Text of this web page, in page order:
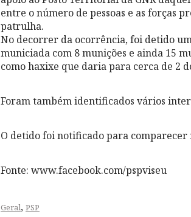
entre o número de pessoas e as forças
patrulha.
No decorrer da ocorrência, foi detido
municiada com 8 munições e ainda 15
como haxixe que daria para cerca de 2
Foram também identificados vários
O detido foi notificado para
Fonte: www.facebook.com/pspviseu
Geral, PSP